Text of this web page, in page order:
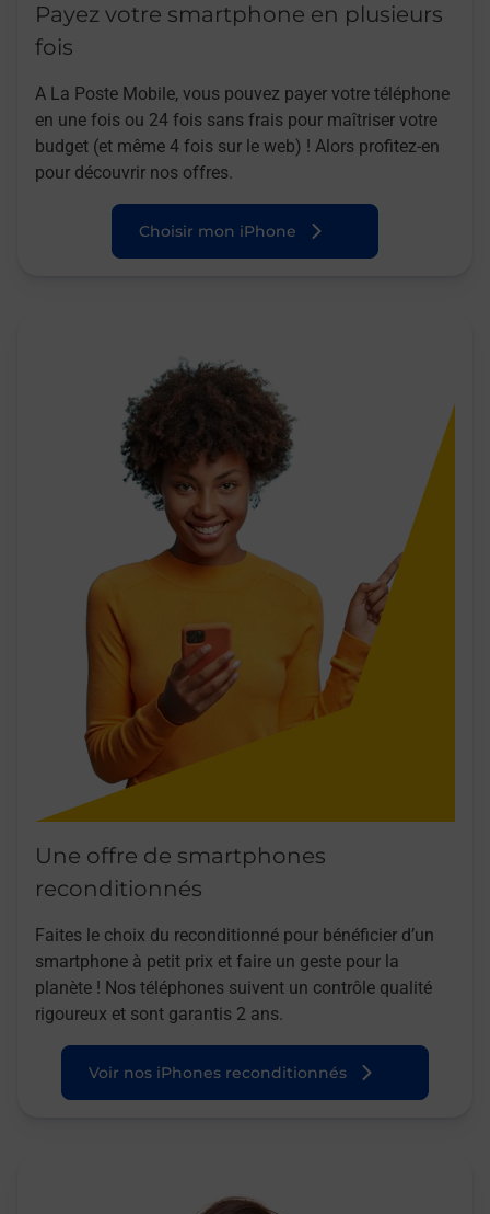
Payez votre smartphone en plusieurs
fois
A La Poste Mobile, vous pouvez payer votre téléphone
en une fois ou 24 fois sans frais pour maîtriser votre
budget (et même 4 fois sur le web) ! Alors profitez-en
pour découvrir nos offres.
Choisir mon iPhone
Une offre de smartphones
reconditionnés
Faites le choix du reconditionné pour bénéficier d’un
smartphone à petit prix et faire un geste pour la
planète ! Nos téléphones suivent un contrôle qualité
rigoureux et sont garantis 2 ans.
Voir nos iPhones reconditionnés